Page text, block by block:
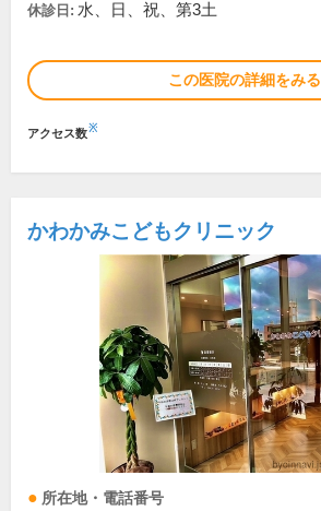
休診日: 水、日、祝、第3土
この医院の詳細をみる
アクセス数※
かわかみこどもクリニック
所在地・電話番号